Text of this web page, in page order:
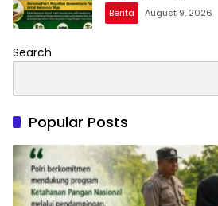
Berita August 9, 2026
Search
Popular Posts